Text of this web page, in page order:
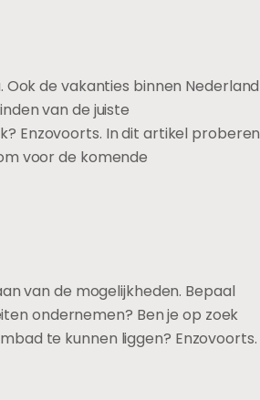
de vakanties binnen Nederland
van de juiste
Enzovoorts. In dit artikel proberen
voor de komende
van de mogelijkheden. Bepaal
ondernemen? Ben je op zoek
te kunnen liggen? Enzovoorts.